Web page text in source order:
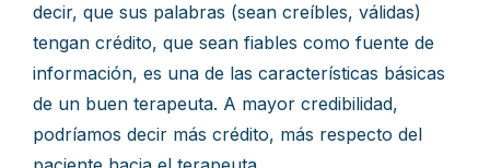
decir, que sus palabras (sean creíbles, válidas)
tengan crédito, que sean fiables como fuente de
información, es una de las características básicas
de un buen terapeuta. A mayor credibilidad,
podríamos decir más crédito, más respecto del